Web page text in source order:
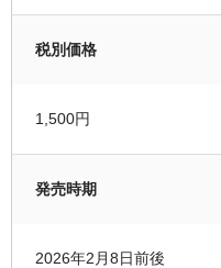
カートの中を見る
税別価格
1,500円
発売時期
2026年2月8日前後